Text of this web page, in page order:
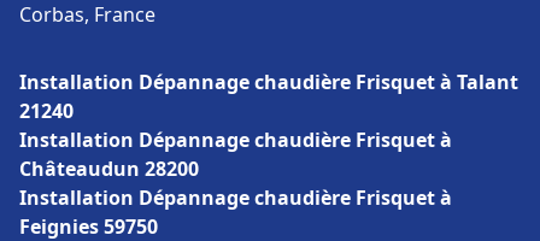
Corbas, France
Installation Dépannage chaudière Frisquet à Talant
21240
Installation Dépannage chaudière Frisquet à
Châteaudun 28200
Installation Dépannage chaudière Frisquet à
Feignies 59750